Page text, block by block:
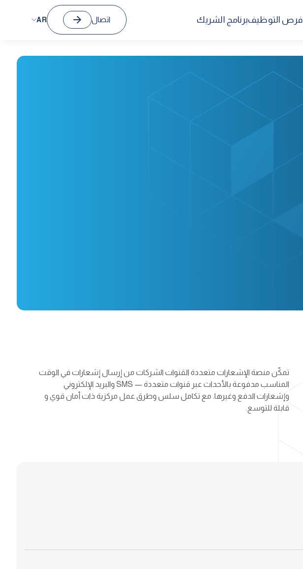
فرص التوظيفبرنامج الشريك اتصال AR
تمكّن منصة الإشعارات متعددة القنوات الشركات من إرسال إشعارات في الوقت
المناسب مدفوعة بالأحداث عبر قنوات متعددة — SMS والبريد الإلكتروني
وإشعارات الدفع وغيرها. مع تكامل سلس وطرق عمل مركزية ذات أمان قوي و
قابلة للتوسع.